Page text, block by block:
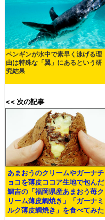
ペンギンが水中で素早く泳げる理
由は特殊な「翼」にあるという研
究結果
<< 次の記事
あまおうのクリームやガーナチ
ョコを薄皮ココア生地で包んだ
鯛吉の「福岡県産あまおう苺ク
リーム薄皮鯛焼き」「ガーナミ
ルク薄皮鯛焼き」を食べてみた